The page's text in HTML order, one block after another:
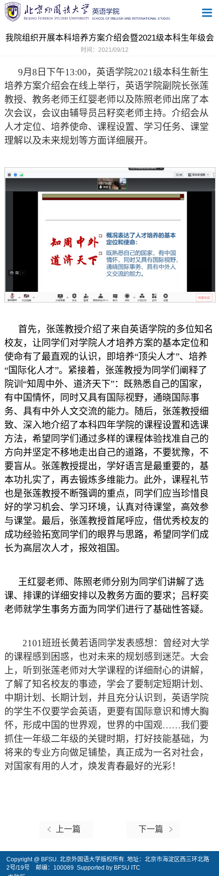
我院组织开展本科培养方案介绍会暨2021级本科生年级会
时间：2021/09/12
9月8日下午13:00，英语学院2021级本科生新生
培养方案介绍会在线上举行，英语学院副院长张莲
教授、教务老师王红婴老师以及陈照老师出席了本
次会议，会议由辅导员吕籽奕老师主持。介绍会从
人才定位、培养使命、课程设置、学习任务、课堂
理解以及未来规划等方面详细展开。
首先，张莲教授介绍了来自英语学院的多位知名
校友，让同学们对学院人才培养方案的基本定位和
使命有了最直观的认识，即培养“顶尖人才”、培养
“国际化人才”。紧接着，张莲教授为同学们阐释了
院训“知周中外、道济天下”：既熟悉自己的国家，
有中国情怀，同时又具有国际视野，通晓国际事
务、具有中外人文交流的能力。随后，张莲教授细
致、深入地介绍了本科四年学院的课程设置和选课
方法，希望同学们通过多样的课程体验找准自己的
方向并坚定不移地走出自己的道路，不要犹豫，不
要盲从。张莲教授提出，学好语言是最重要的，基
本功扎实了，再去锻炼多维能力。此外，课程礼节
也是张莲教授不断强调的重点，同学们应当珍惜良
好的学习机会、学习环境，认真对待课堂，高效参
与课堂。最后，张莲教授首尾呼应，借优秀校友的
成功经验拓宽同学们的眼界与思路，希望同学们成
长为高层次人才，报效祖国。
王红婴老师、陈照老师分别为同学们讲解了选
课、排课的详细安排以及教务方面的要求；吕籽奕
老师就学生事务方面为同学们进行了基础性答疑。
2101班班长黄若语同学发表感想：曾经对大学
的课程感到困惑，也对未来的规划感到迷茫。大会
上，听到张莲老师对大学课程的详细耐心的讲解，
了解了知名校友的事迹，学会了要制定短期计划、
中期计划、长期计划，并且充分认识到，英语学院
的学生不仅要学会英语，更要有国际意识和博大胸
怀，形成中国的世界观，世界的中国观……我们要
抓住一年级二年级的关键时期，打好技能基础，为
将来的专业方向做足铺垫，真正成为一名对社会，
对国家有用的人才，焕发青春最好的光彩！
上一篇 下一篇
Copyright @ BFSU. 北京外国语大学版权所有. 地址：北京市海淀区西三环北路
2号/19号 邮编：100089 Supported by BFSU ITC